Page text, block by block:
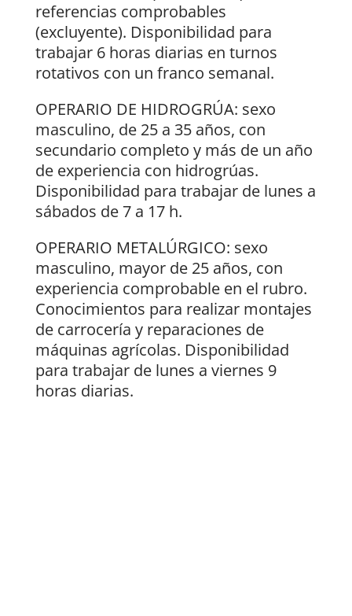
referencias comprobables
(excluyente). Disponibilidad para
trabajar 6 horas diarias en turnos
rotativos con un franco semanal.
OPERARIO DE HIDROGRÚA: sexo
masculino, de 25 a 35 años, con
secundario completo y más de un año
de experiencia con hidrogrúas.
Disponibilidad para trabajar de lunes a
sábados de 7 a 17 h.
OPERARIO METALÚRGICO: sexo
masculino, mayor de 25 años, con
experiencia comprobable en el rubro.
Conocimientos para realizar montajes
de carrocería y reparaciones de
máquinas agrícolas. Disponibilidad
para trabajar de lunes a viernes 9
horas diarias.